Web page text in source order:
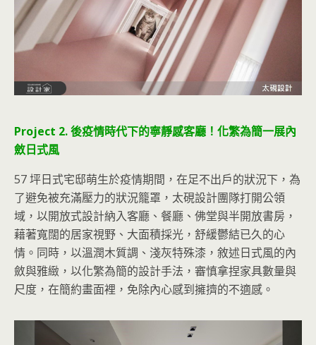
Project 2. 後疫情時代下的寧靜感客廳！化繁為簡一展內
斂日式風
57 坪日式宅邸萌生於疫情期間，在足不出戶的狀況下，為
了避免被充滿壓力的狀況籠罩，太硯設計團隊打開公領
域，以開放式設計納入客廳、餐廳、佛堂與半開放書房，
藉著寬闊的居家視野、大面積採光，舒緩鬱結已久的心
情。同時，以溫潤木質調、淺灰特殊漆，敘述日式風的內
斂與雅緻，以化繁為簡的設計手法，審慎拿捏家具數量與
尺度，在簡約畫面裡，免除內心感到擁擠的不適感。